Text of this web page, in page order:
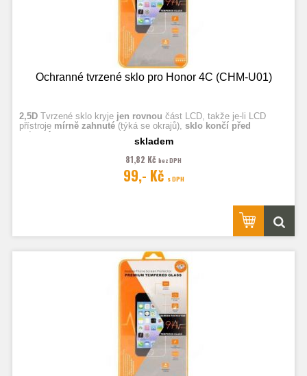
Ochranné tvrzené sklo pro Honor 4C (CHM-U01)
2,5D Tvrzené sklo kryje jen rovnou část LCD, takže je-li LCD
přístroje mírně zahnuté (týká se okrajů), sklo končí před
zahnutím.
Fotografie jsou ilustrační.
skladem
81,82 Kč bez DPH
99,- Kč s DPH